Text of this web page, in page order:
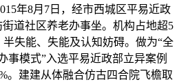
年8月7日，经市西城区平易近政
道社区养老办事坐。机构占地超5
失能、失能及认知妨碍。做为“全
事模式”入选平易近政部立异案例
。建建从体融合仿古四合院飞檐取